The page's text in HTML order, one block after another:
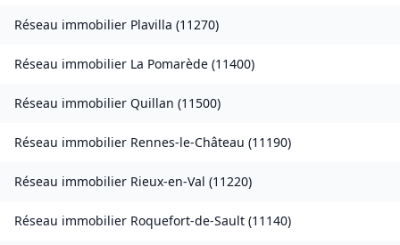
Réseau immobilier Plavilla (11270)
Réseau immobilier La Pomarède (11400)
Réseau immobilier Quillan (11500)
Réseau immobilier Rennes-le-Château (11190)
Réseau immobilier Rieux-en-Val (11220)
Réseau immobilier Roquefort-de-Sault (11140)